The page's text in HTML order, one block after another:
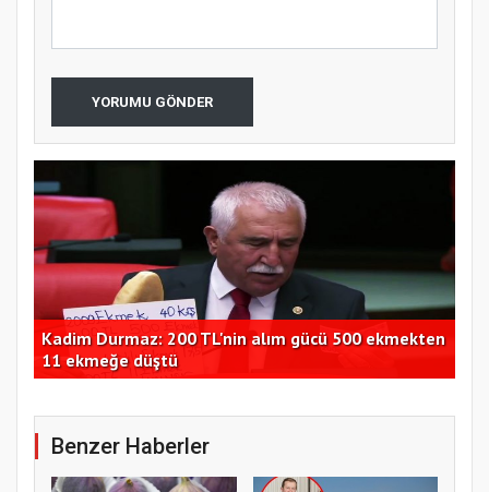
YORUMU GÖNDER
Kadim Durmaz: 200 TL'nin alım gücü 500 ekmekten
11 ekmeğe düştü
Benzer Haberler